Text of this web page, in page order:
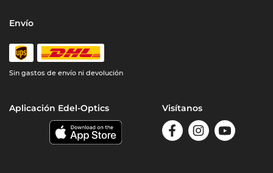
Envío
Sin gastos de envío ni devolución
Aplicación Edel-Optics Visítanos